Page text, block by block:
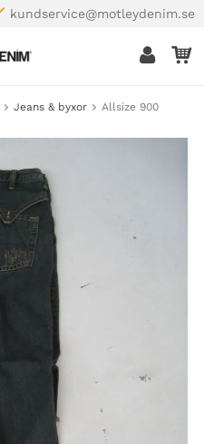
kundservice@motleydenim.se
Jeans & byxor Allsize 900